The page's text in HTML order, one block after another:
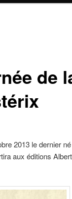
de
2013 le dernier
aux éditions